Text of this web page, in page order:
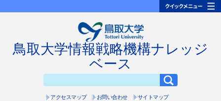
鳥取大学情報戦略機構ナレッジ
ベース
アクセスマップ お問い合わせ サイトマップ